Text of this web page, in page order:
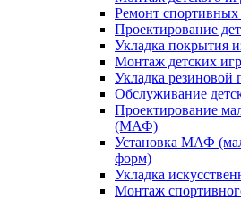
Ремонт
Проектирование
Укладка покрытия
Монтаж детских
Укладка резиновой
Обслуживание
Проектирование
(МАФ)
Установка МАФ
форм)
Укладка
Монтаж